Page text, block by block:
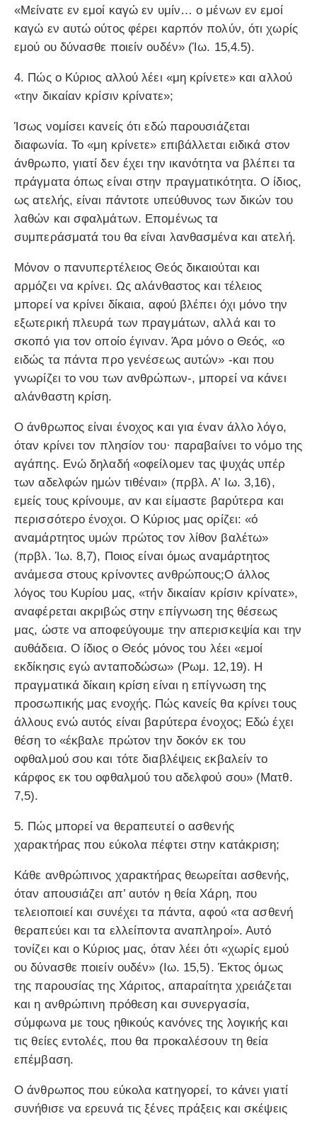
«Μείνατε εν εμοί καγώ εν υμίν… ο μένων εν εμοί
καγώ εν αυτώ ούτος φέρει καρπόν πολύν, ότι χωρίς
εμού ου δύνασθε ποιείν ουδέν» (Ίω. 15,4.5).
4. Πώς ο Κύριος αλλού λέει «μη κρίνετε» και αλλού
«την δικαίαν κρίσιν κρίνατε»;
Ίσως νομίσει κανείς ότι εδώ παρουσιάζεται
διαφωνία. Το «μη κρίνετε» επιβάλλεται ειδικά στον
άνθρωπο, γιατί δεν έχει την ικανότητα να βλέπει τα
πράγματα όπως είναι στην πραγματικότητα. Ο ίδιος,
ως ατελής, είναι πάντοτε υπεύθυνος των δικών του
λαθών και σφαλμάτων. Επομένως τα
συμπεράσματά του θα είναι λανθασμένα και ατελή.
Μόνον ο πανυπερτέλειος Θεός δικαιούται και
αρμόζει να κρίνει. Ως αλάνθαστος και τέλειος
μπορεί να κρίνει δίκαια, αφού βλέπει όχι μόνο την
εξωτερική πλευρά των πραγμάτων, αλλά και το
σκοπό για τον οποίο έγιναν. Άρα μόνο ο Θεός, «ο
ειδώς τα πάντα προ γενέσεως αυτών» -και που
γνωρίζει το νου των ανθρώπων-, μπορεί να κάνει
αλάνθαστη κρίση.
Ο άνθρωπος είναι ένοχος και για έναν άλλο λόγο,
όταν κρίνει τον πλησίον του· παραβαίνει το νόμο της
αγάπης. Ενώ δηλαδή «οφείλομεν τας ψυχάς υπέρ
των αδελφών ημών τιθέναι» (πρβλ. Α’ Ιω. 3,16),
εμείς τους κρίνουμε, αν και είμαστε βαρύτερα και
περισσότερο ένοχοι. Ο Κύριος μας ορίζει: «ό
αναμάρτητος υμών πρώτος τον λίθον βαλέτω»
(πρβλ. Ίω. 8,7), Ποιος είναι όμως αναμάρτητος
ανάμεσα στους κρίνοντες ανθρώπους;Ο άλλος
λόγος του Κυρίου μας, «τήν δικαίαν κρίσιν κρίνατε»,
αναφέρεται ακριβώς στην επίγνωση της θέσεως
μας, ώστε να αποφεύγουμε την απερισκεψία και την
αυθάδεια. Ο ίδιος ο Θεός μόνος του λέει «εμοί
εκδίκησις εγώ ανταποδώσω» (Ρωμ. 12,19). Η
πραγματικά δίκαιη κρίση είναι η επίγνωση της
προσωπικής μας ενοχής. Πώς κανείς θα κρίνει τους
άλλους ενώ αυτός είναι βαρύτερα ένοχος; Εδώ έχει
θέση το «έκβαλε πρώτον την δοκόν εκ του
οφθαλμού σου και τότε διαβλέψεις εκβαλείν το
κάρφος εκ του οφθαλμού του αδελφού σου» (Ματθ.
7,5).
5. Πώς μπορεί να θεραπευτεί ο ασθενής
χαρακτήρας που εύκολα πέφτει στην κατάκριση;
Κάθε ανθρώπινος χαρακτήρας θεωρείται ασθενής,
όταν απουσιάζει απ’ αυτόν η θεία Χάρη, που
τελειοποιεί και συνέχει τα πάντα, αφού «τα ασθενή
θεραπεύει και τα ελλείποντα αναπληροί». Αυτό
τονίζει και ο Κύριος μας, όταν λέει ότι «χωρίς εμού
ου δύνασθε ποιείν ουδέν» (Ιω. 15,5). Έκτος όμως
της παρουσίας της Χάριτος, απαραίτητα χρειάζεται
και η ανθρώπινη πρόθεση και συνεργασία,
σύμφωνα με τους ηθικούς κανόνες της λογικής και
τις θείες εντολές, που θα προκαλέσουν τη θεία
επέμβαση.
Ο άνθρωπος που εύκολα κατηγορεί, το κάνει γιατί
συνήθισε να ερευνά τις ξένες πράξεις και σκέψεις